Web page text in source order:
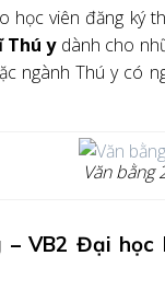
học viên đăng ký
Thú ydành cho
ngành Thú y có
Văn bằng
– VB2 Đại